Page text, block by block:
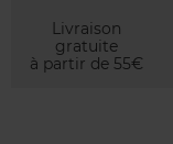
Livraison
gratuite
à partir de 55€